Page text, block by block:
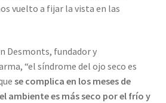
vuelto a fijar la vista en las
Desmonts, fundador y
“el síndrome del ojo seco es
se complica en los meses de
ambiente es más seco por el frío y